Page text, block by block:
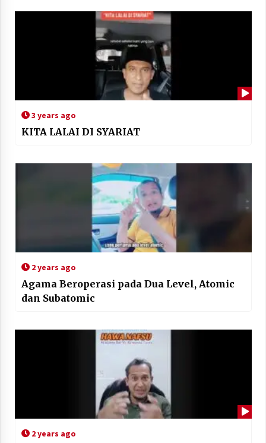
3 years ago
KITA LALAI DI SYARIAT
2 years ago
Agama Beroperasi pada Dua Level, Atomic
dan Subatomic
2 years ago